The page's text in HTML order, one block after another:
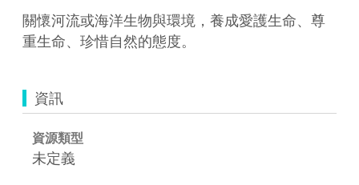
關懷河流或海洋生物與環境，養成愛護生命、尊
重生命、珍惜自然的態度。
資訊
資源類型
未定義